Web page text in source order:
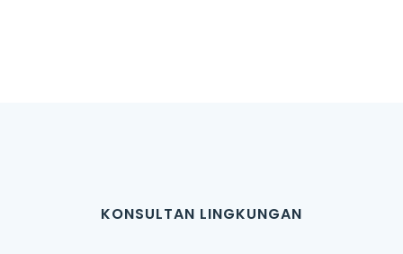
KONSULTAN LINGKUNGAN